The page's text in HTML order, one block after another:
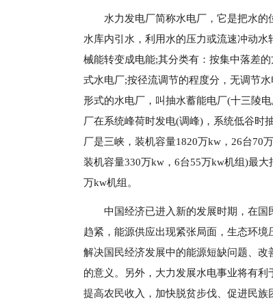
水力发电厂简称水电厂，它是把水
水库内引水，利用水的压力或流速冲动
械能转变成电能;其分类有：按集中落差
式水电厂;按径流调节的程度分，无调节
形式的水电厂，叫抽水蓄能电厂(十三陵
厂在系统峰荷时发电(调峰)，系统低谷时
厂是三峡，装机容量1820万kw，26台70
装机容量330万kw，6台55万kw机组)最
万kw机组。
中国经济已进入新的发展时期，在
趋紧，能源供应出现紧张局面，生态环
解决国民经济发展中的能源短缺问题、
的意义。另外，大力发展水电事业将有利
提高农民收入，加快脱贫步伐、促进民